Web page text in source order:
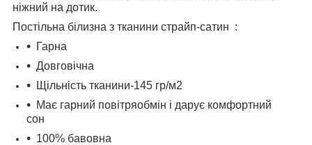
ніжний на дотик.
Постільна білизна з тканини страйп-сатин :
Гарна
Довговічна
Щільність тканини-145 гр/м2
Має гарний повітряобмін і дарує комфортний
сон
100% бавовна